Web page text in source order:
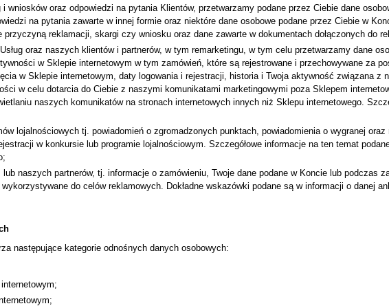
wniosków oraz odpowiedzi na pytania Klientów, przetwarzamy podane przez Ciebie dane
na pytania zawarte w innej formie oraz niektóre dane osobowe podane przez Ciebie w
przyczyną reklamacji, skargi czy wniosku oraz dane zawarte w dokumentach dołączonych do
oraz naszych klientów i partnerów, w tym remarketingu, w tym celu przetwarzamy dane
w Sklepie internetowym w tym zamówień, które są rejestrowane i przechowywane za
w Sklepie internetowym, daty logowania i rejestracji, historia i Twoja aktywność związana z
w celu dotarcia do Ciebie z naszymi komunikatami marketingowymi poza Sklepem
naszych komunikatów na stronach internetowych innych niż Sklepu internetowego.
lojalnościowych tj. powiadomień o zgromadzonych punktach, powiadomienia o wygranej
w konkursie lub programie lojalnościowym. Szczegółowe informacje na ten temat
naszych partnerów, tj. informacje o zamówieniu, Twoje dane podane w Koncie lub podczas
do celów reklamowych. Dokładne wskazówki podane są w informacji o danej
następujące kategorie odnośnych danych osobowych: